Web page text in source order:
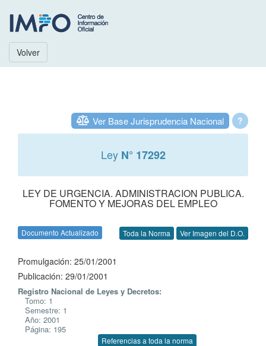
Volver
?
Ver Base Jurisprudencia Nacional
Ley N° 17292
LEY DE URGENCIA. ADMINISTRACION PUBLICA.
FOMENTO Y MEJORAS DEL EMPLEO
Documento Actualizado Toda la Norma Ver Imagen del D.O.
Promulgación: 25/01/2001
Publicación: 29/01/2001
Registro Nacional de Leyes y Decretos:
Tomo: 1
Semestre: 1
Año: 2001
Página: 195
Referencias a toda la norma